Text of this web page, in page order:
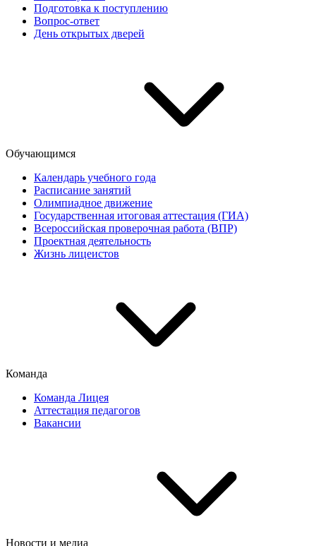
Подготовка к поступлению
Вопрос-ответ
День открытых дверей
Обучающимся
Календарь учебного года
Расписание занятий
Олимпиадное движение
Государственная итоговая аттестация (ГИА)
Всероссийская проверочная работа (ВПР)
Проектная деятельность
Жизнь лицеистов
Команда
Команда Лицея
Аттестация педагогов
Вакансии
Новости и медиа